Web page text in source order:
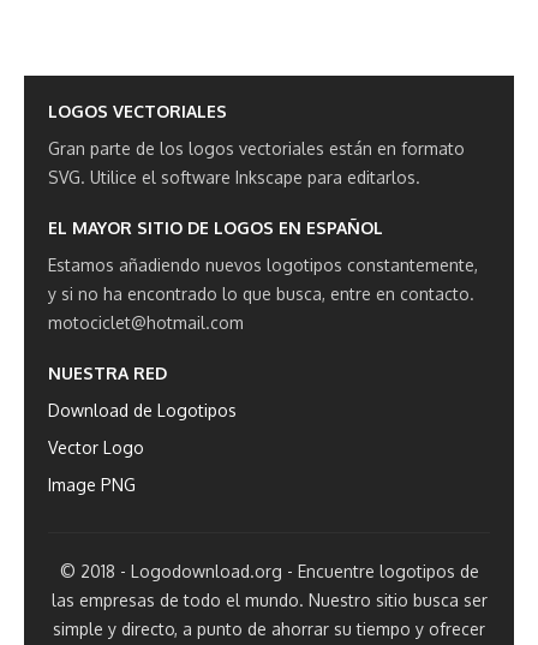
LOGOS VECTORIALES
Gran parte de los logos vectoriales están en formato
SVG. Utilice el software Inkscape para editarlos.
EL MAYOR SITIO DE LOGOS EN ESPAÑOL
Estamos añadiendo nuevos logotipos constantemente,
y si no ha encontrado lo que busca, entre en contacto.
motociclet@hotmail.com
NUESTRA RED
Download de Logotipos
Vector Logo
Image PNG
© 2018 - Logodownload.org - Encuentre logotipos de
las empresas de todo el mundo. Nuestro sitio busca ser
simple y directo, a punto de ahorrar su tiempo y ofrecer